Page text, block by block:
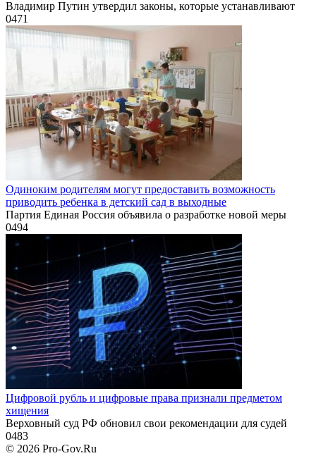
Владимир Путин утвердил законы, которые устанавливают
0471
Одиноким родителям могут предоставить возможность
приводить ребенка в детский сад в выходные
Партия Единая Россия объявила о разработке новой меры
0494
Цифровой рубль и цифровые права признали предметом
хищения
Верховный суд РФ обновил свои рекомендации для судей
0483
© 2026 Pro-Gov.Ru